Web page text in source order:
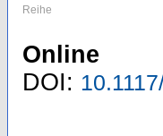
Reihe
Online
DOI: